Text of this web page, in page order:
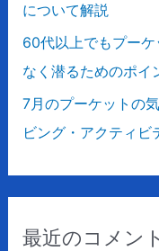
について解説
60代以上でもプー
なく潜るためのポイ
7月のプーケットの
ビング・アクティビ
最近のコメント